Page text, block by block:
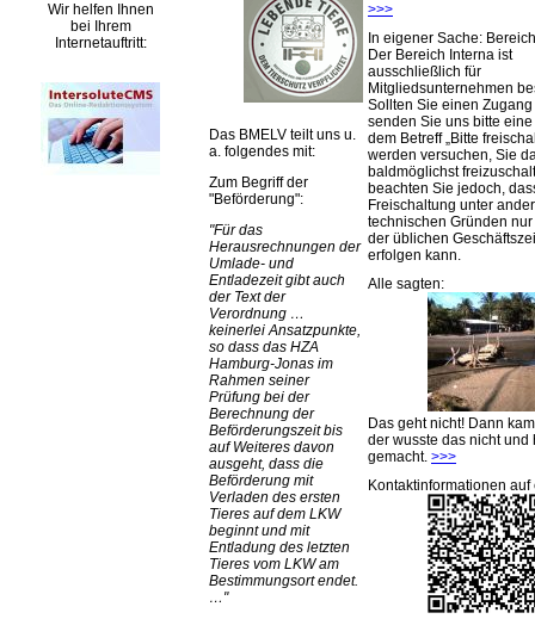
Wir helfen Ihnen
bei Ihrem
Internetauftritt:
Das BMELV teilt uns u.
a. folgendes mit:
Zum Begriff der
Beförderung :
Für das
Herausrechnungen der
Umlade- und
Entladezeit gibt auch
der Text der
Verordnung …
keinerlei Ansatzpunkte,
so dass das HZA
Hamburg-Jonas im
Rahmen seiner
Prüfung bei der
Berechnung der
Beförderungszeit bis
auf Weiteres davon
ausgeht, dass die
Beförderung mit
Verladen des ersten
Tieres auf dem LKW
beginnt und mit
Entladung des letzten
Tieres vom LKW am
Bestimmungsort endet.
…
>>>
In eigener Sache:
Der Bereich Interna ist
ausschließlich für
Mitgliedsunternehmen
Sollten Sie einen
senden Sie uns bitte
dem Betreff „Bitte
werden versuchen, Sie
baldmöglichst
beachten Sie jedoch,
Freischaltung unter
technischen Gründen
der üblichen
erfolgen kann.
Alle sagten:
Das geht nicht! Dann
der wusste das nicht und
gemacht. >>>
Kontaktinformationen